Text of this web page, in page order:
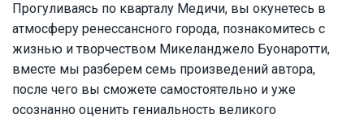
Прогуливаясь по кварталу Медичи, вы окунетесь в
атмосферу ренессансного города, познакомитесь с
жизнью и творчеством Микеланджело Буонаротти,
вместе мы разберем семь произведений автора,
после чего вы сможете самостоятельно и уже
осознанно оценить гениальность великого